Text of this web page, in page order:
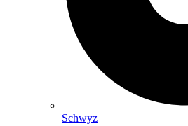
Schwyz